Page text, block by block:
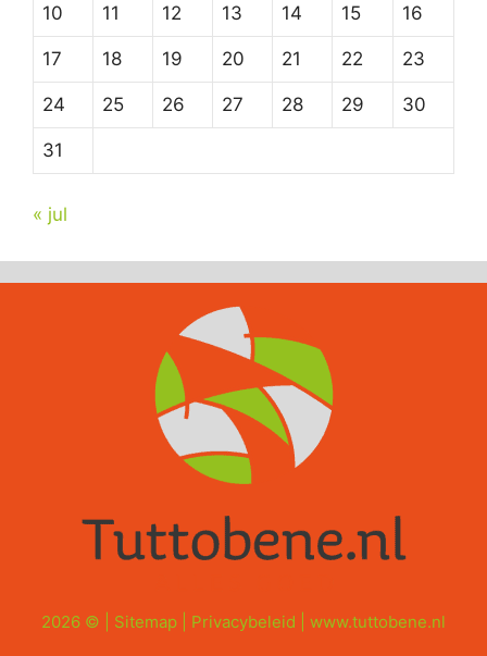
10 11 12 13 14 15 16
17 18 19 20 21 22 23
24 25 26 27 28 29 30
31
« jul
2026 © | Sitemap Privacybeleid www.tuttobene.nl